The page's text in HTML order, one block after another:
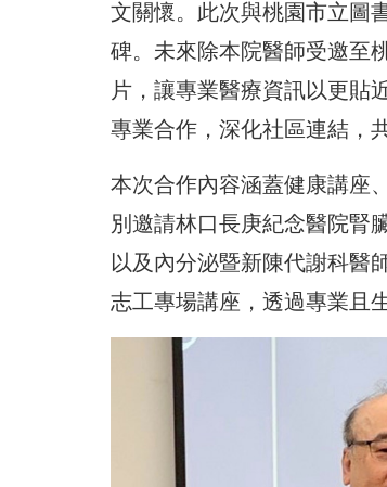
文關懷。此次與桃園市立圖
碑。未來除本院醫師受邀至
片，讓專業醫療資訊以更貼
專業合作，深化社區連結，
本次合作內容涵蓋健康講座
別邀請林口長庚紀念醫院腎
以及內分泌暨新陳代謝科醫
志工專場講座，透過專業且